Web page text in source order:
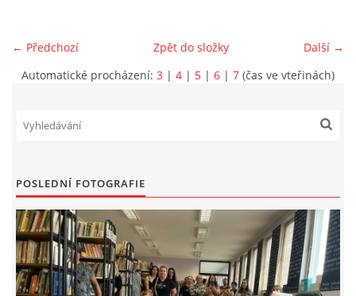
"KNIHOBUDKY"
E-KNIHY DO KAŽDÉ KNIHOVNY
GRANTY A DOTACE
← Předchozí Další →
Zpět do složky
Automatické procházení: 3 | 4 | 5 | 6 | 7 (čas ve vteřinách)
POSLEDNÍ FOTOGRAFIE